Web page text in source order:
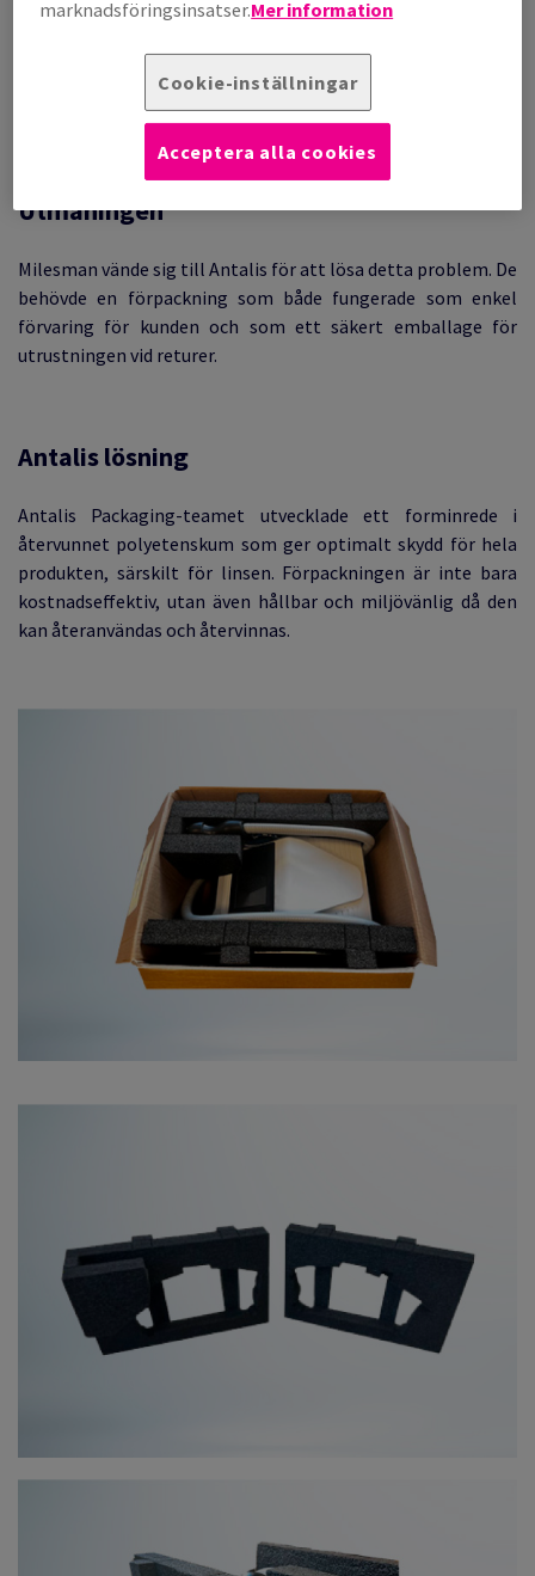
När kontrakten löper ut måste kunderna returnera
utrustningen, och det är här problemen uppstod. På grund av
felaktig förpackning under transporten mottog företaget
en stor mängd skadade produkter, särskilt laserlinsdelar.
Utmaningen
Milesman vände sig till Antalis för att lösa detta problem. De
behövde en förpackning som både fungerade som enkel
förvaring för kunden och som ett säkert emballage för
utrustningen vid returer.
Antalis lösning
Antalis Packaging-teamet utvecklade ett forminrede i
återvunnet polyetenskum som ger optimalt skydd för hela
produkten, särskilt för linsen. Förpackningen är inte bara
kostnadseffektiv, utan även hållbar och miljövänlig då den
kan återanvändas och återvinnas.
marknadsföringsinsatser.Mer information
Cookie-inställningar
Acceptera alla cookies